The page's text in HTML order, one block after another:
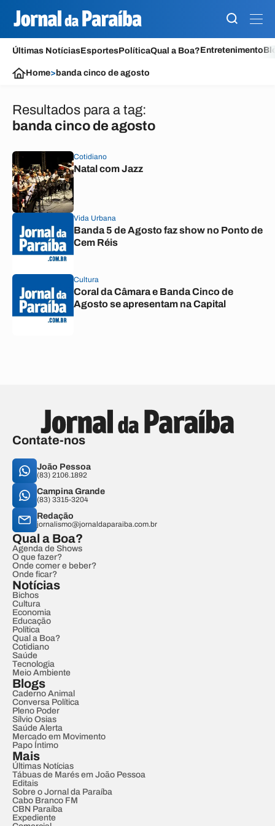
Últimas NotíciasEsportesPolíticaQual a Boa?Entretenimento
Home> banda cinco de agosto
Resultados para a tag:
banda cinco de agosto
Cotidiano
Natal com Jazz
Vida Urbana
Banda 5 de Agosto faz show no Ponto de
Cem Réis
Cultura
Coral da Câmara e Banda Cinco de
Agosto se apresentam na Capital
Contate-nos
João Pessoa
(83) 2106.1892
Campina Grande
(83) 3315-3204
Redação
jornalismo@jornaldaparaiba.com.br
Qual a Boa?
Agenda de Shows
O que fazer?
Onde comer e beber?
Onde ficar?
Notícias
Bichos
Cultura
Economia
Educação
Política
Qual a Boa?
Cotidiano
Saúde
Tecnologia
Meio Ambiente
Blogs
Caderno Animal
Conversa Política
Pleno Poder
Sílvio Osias
Saúde Alerta
Mercado em Movimento
Papo Íntimo
Mais
Últimas Notícias
Tábuas de Marés em João Pessoa
Editais
Sobre o Jornal da Paraíba
Cabo Branco FM
CBN Paraíba
Expediente